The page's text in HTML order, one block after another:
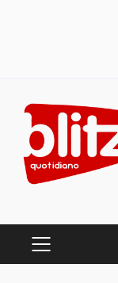
content
PRIMARY